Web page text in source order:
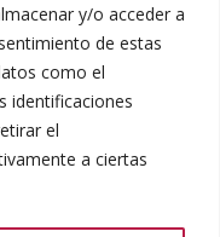
y/o acceder a
de estas
como el
identificaciones
el
a ciertas